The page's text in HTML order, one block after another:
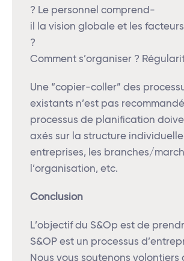
? Le personnel comprend-
il la vision globale et les
?
Comment s’organiser ?
Une “copier-coller” des
existants n’est pas
processus de planification
axés sur la structure
entreprises, les branches/
l’organisation, etc.
Conclusion
L’objectif du S&Op est de
S&OP est un processus
Nous vous soutenons volontiers